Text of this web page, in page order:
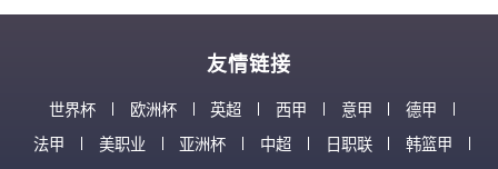
友情链接
世界杯 欧洲杯 英超 西甲 意甲
德甲
法甲
美职业 亚洲杯 中超 日职联
韩篮甲